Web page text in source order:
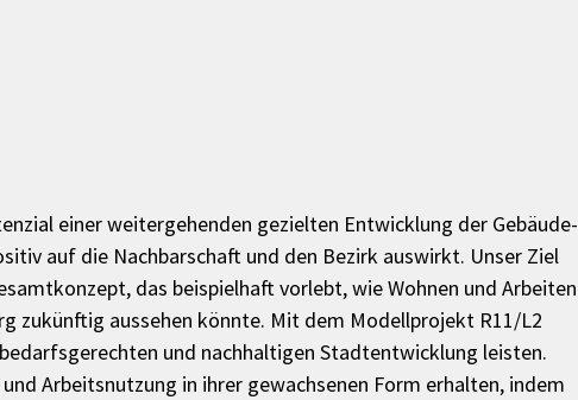
einer weitergehenden gezielten Entwicklung der Gebäude-
auf die Nachbarschaft und den Bezirk auswirkt. Unser Ziel
das beispielhaft vorlebt, wie Wohnen und Arbeiten
zukünftig aussehen könnte. Mit dem Modellprojekt R11/L2
und nachhaltigen Stadtentwicklung leisten.
Arbeitsnutzung in ihrer gewachsenen Form erhalten, indem